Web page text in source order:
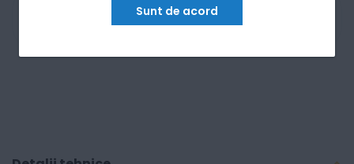
Sunt de acord
Am nevoie de ajutor